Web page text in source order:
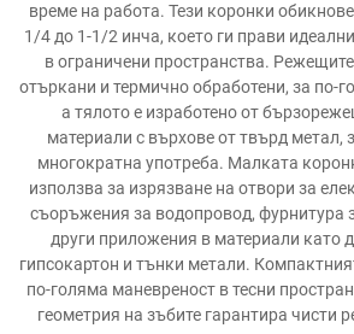
време на работа. Тези коронки
1/4 до 1-1/2 инча, което ги прави
в ограничени пространства.
отъркани и термично обработени, за по-
а тялото е изработено от
материали с върхове от твърд метал,
многократна употреба. Малката
използва за изрязване на отвори за
съоръжения за водопровод, фурнитура
други приложения в материали като
гипсокартон и тънки метали.
по-голяма маневреност в тесни
геометрия на зъбите гарантира чисти